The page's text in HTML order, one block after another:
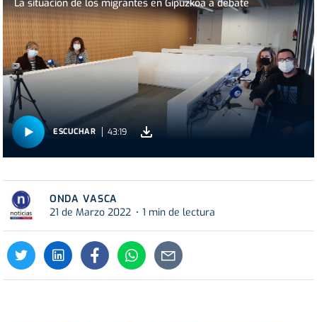
La situación de los migrantes en Gipuzkoa a debate
ESCUCHAR 43:19
ONDA VASCA
21 de Marzo 2022
1 min de lectura